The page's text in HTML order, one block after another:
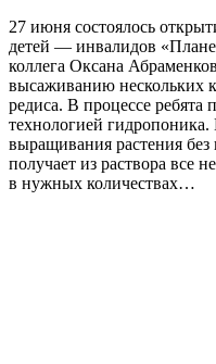
27 июня состоялось
детей — инвалидов
коллега Оксана
высаживанию нескольких
редиса. В процессе ребята
технологией
выращивания растения
получает из раствора все
в нужных количествах…